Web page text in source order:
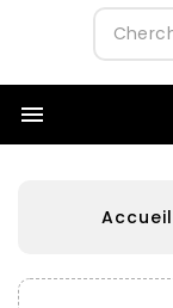

Accueil